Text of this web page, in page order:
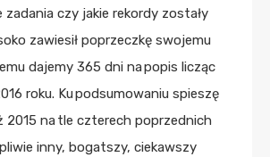
zadania czy jakie rekordy zostały
zawiesił poprzeczkę swojemu
dajemy 365 dni na popis licząc
roku. Ku podsumowaniu spieszę
2015 na tle czterech poprzednich
inny, bogatszy, ciekawszy